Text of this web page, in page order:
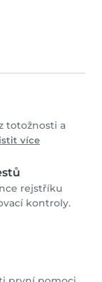
totožnosti a
více
rejstříku
kontroly.